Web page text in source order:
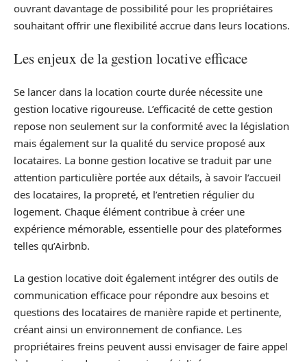
ouvrant davantage de possibilité pour les propriétaires
souhaitant offrir une flexibilité accrue dans leurs locations.
Les enjeux de la gestion locative efficace
Se lancer dans la location courte durée nécessite une
gestion locative rigoureuse. L’efficacité de cette gestion
repose non seulement sur la conformité avec la législation
mais également sur la qualité du service proposé aux
locataires. La bonne gestion locative se traduit par une
attention particulière portée aux détails, à savoir l’accueil
des locataires, la propreté, et l’entretien régulier du
logement. Chaque élément contribue à créer une
expérience mémorable, essentielle pour des plateformes
telles qu’Airbnb.
La gestion locative doit également intégrer des outils de
communication efficace pour répondre aux besoins et
questions des locataires de manière rapide et pertinente,
créant ainsi un environnement de confiance. Les
propriétaires freins peuvent aussi envisager de faire appel